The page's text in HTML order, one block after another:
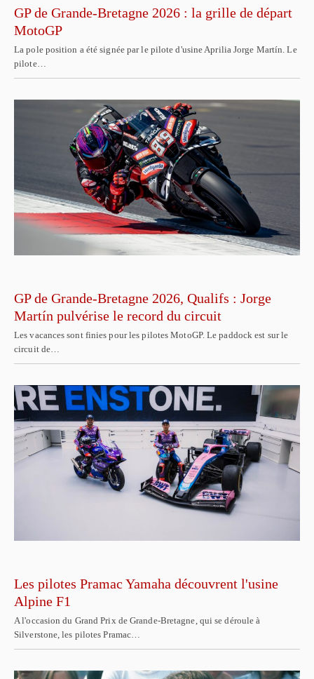
GP de Grande-Bretagne 2026 : la grille de départ
MotoGP
La pole position a été signée par le pilote d'usine Aprilia Jorge Martín. Le
pilote…
GP de Grande-Bretagne 2026, Qualifs : Jorge
Martín pulvérise le record du circuit
Les vacances sont finies pour les pilotes MotoGP. Le paddock est sur le
circuit de…
Les pilotes Pramac Yamaha découvrent l'usine
Alpine F1
A l'occasion du Grand Prix de Grande-Bretagne, qui se déroule à
Silverstone, les pilotes Pramac…